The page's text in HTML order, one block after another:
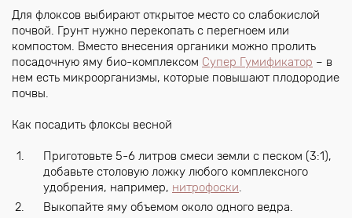
Для флоксов выбирают открытое место со слабокислой
почвой. Грунт нужно перекопать с перегноем или
компостом. Вместо внесения органики можно пролить
посадочную яму био-комплексом Супер Гумификатор – в
нем есть микроорганизмы, которые повышают плодородие
почвы.
Как посадить флоксы весной
Приготовьте 5-6 литров смеси земли с песком (3:1),
добавьте столовую ложку любого комплексного
удобрения, например, нитрофоски.
Выкопайте яму объемом около одного ведра.